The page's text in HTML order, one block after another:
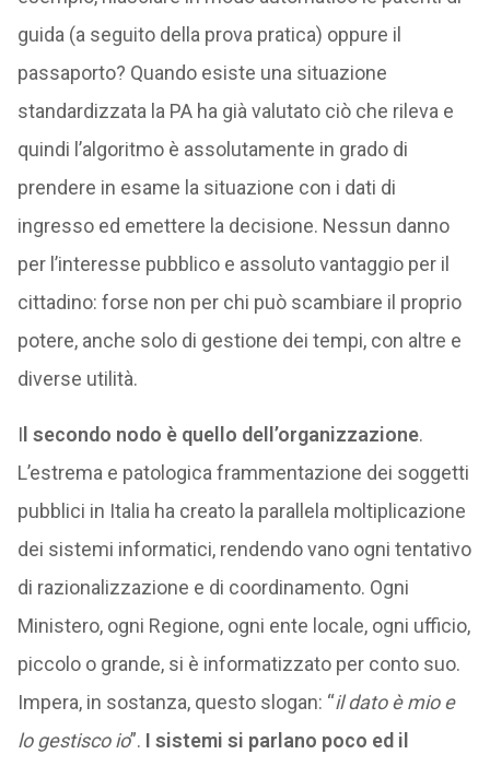
guida (a seguito della prova pratica) oppure il
passaporto? Quando esiste una situazione
standardizzata la PA ha già valutato ciò che rileva e
quindi l’algoritmo è assolutamente in grado di
prendere in esame la situazione con i dati di
ingresso ed emettere la decisione. Nessun danno
per l’interesse pubblico e assoluto vantaggio per il
cittadino: forse non per chi può scambiare il proprio
potere, anche solo di gestione dei tempi, con altre e
diverse utilità.
I l secondo nodo è quello dell’organizzazione.
L’estrema e patologica frammentazione dei soggetti
pubblici in Italia ha creato la parallela moltiplicazione
dei sistemi informatici, rendendo vano ogni tentativo
di razionalizzazione e di coordinamento. Ogni
Ministero, ogni Regione, ogni ente locale, ogni ufficio,
piccolo o grande, si è informatizzato per conto suo.
Impera, in sostanza, questo slogan: “il dato è mio e
lo gestisco io”. I sistemi si parlano poco ed il